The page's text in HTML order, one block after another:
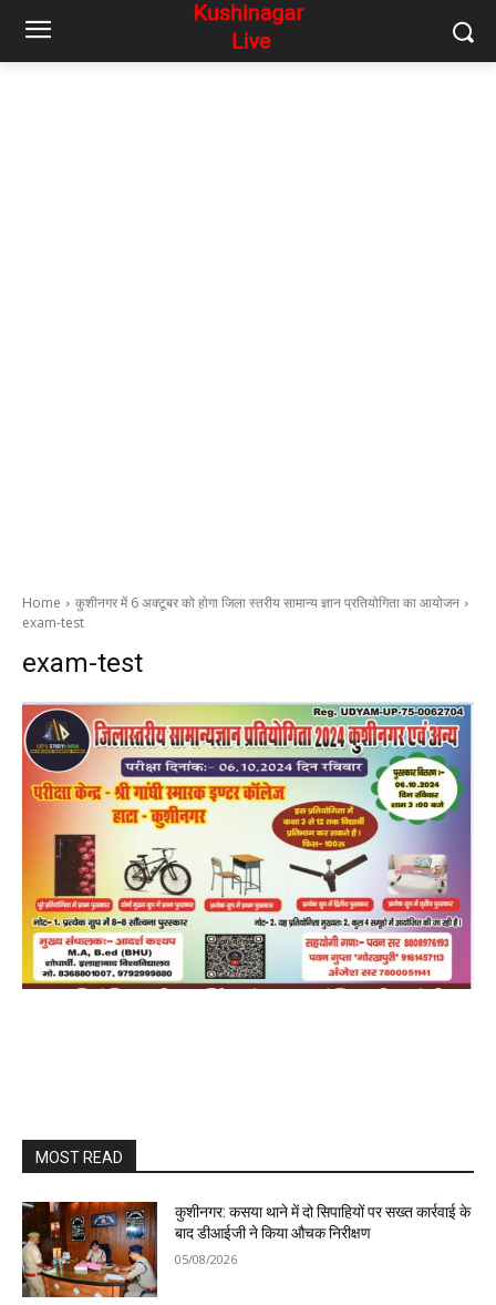
Home
कुशीनगर में 6 अक्टूबर को होगा जिला स्तरीय सामान्य ज्ञान प्रतियोगिता का आयोजन
exam-test
exam-test
MOST READ
कुशीनगर: कसया थाने में दो सिपाहियों पर सख्त कार्रवाई के
बाद डीआईजी ने किया औचक निरीक्षण
05/08/2026